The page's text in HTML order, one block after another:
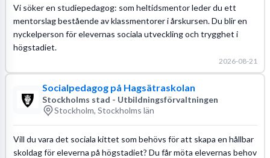
Vi söker en studiepedagog: som heltidsmentor leder du ett
mentorslag bestående av klassmentorer i årskursen. Du blir en
nyckelperson för elevernas sociala utveckling och trygghet i
högstadiet.
2026-08-21
Socialpedagog på Hagsätraskolan
Stockholms stad - Utbildningsförvaltningen
Stockholm, Stockholms län
Vill du vara det sociala kittet som behövs för att skapa en hållbar
skoldag för eleverna på högstadiet? Du får möta elevernas behov